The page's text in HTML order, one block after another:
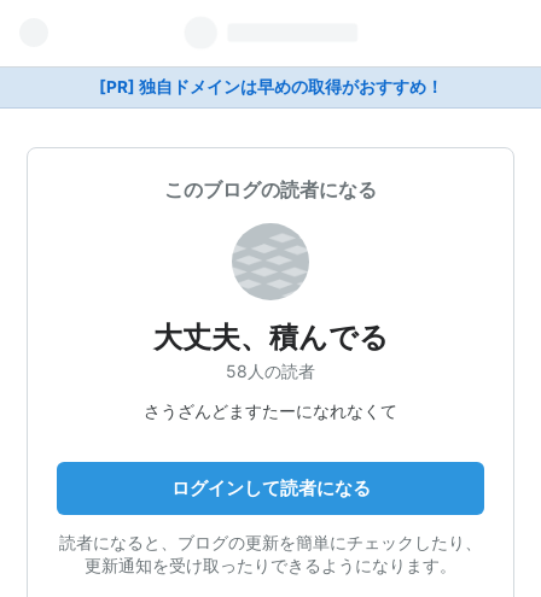
[PR] 独自ドメインは早めの取得がおすすめ！
このブログの読者になる
大丈夫、積んでる
58人の読者
さうざんどますたーになれなくて
ログインして読者になる
読者になると、ブログの更新を簡単にチェックしたり、
更新通知を受け取ったりできるようになります。